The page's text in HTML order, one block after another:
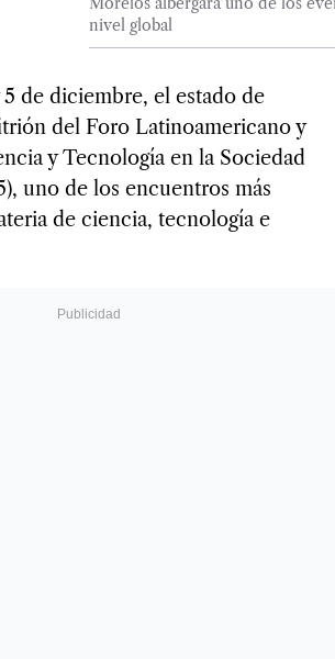
nivel global
de diciembre, el estado de
del Foro Latinoamericano y
y Tecnología en la Sociedad
uno de los encuentros más
de ciencia, tecnología e